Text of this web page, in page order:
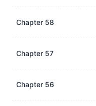
Chapter 58
Chapter 57
Chapter 56